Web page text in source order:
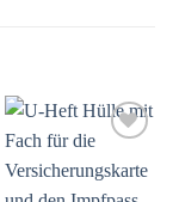
wishlist